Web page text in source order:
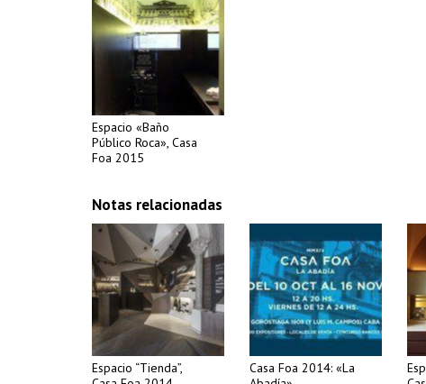
Espacio «Baño
Público Roca», Casa
Foa 2015
Notas relacionadas
Espacio “Tienda”,
Casa Foa 2014: «La